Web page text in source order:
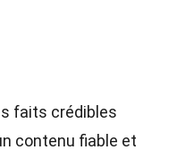
faits crédibles
contenu fiable et